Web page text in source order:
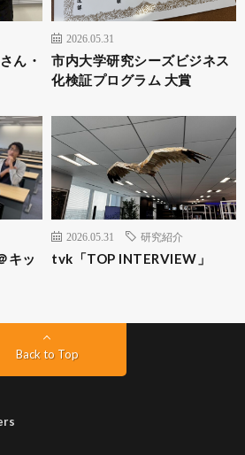
ん・
2026.05.31
市内大学研究シーズビジネス
化検証プログラム 大賞
キッ
2026.05.31 研究紹介
tvk「TOP INTERVIEW」
Back to Top